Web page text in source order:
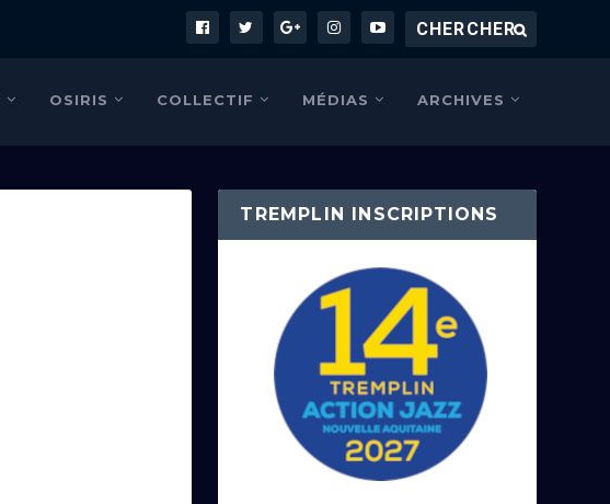
OSIRIS COLLECTIF MÉDIAS ARCHIVES
TREMPLIN INSCRIPTIONS